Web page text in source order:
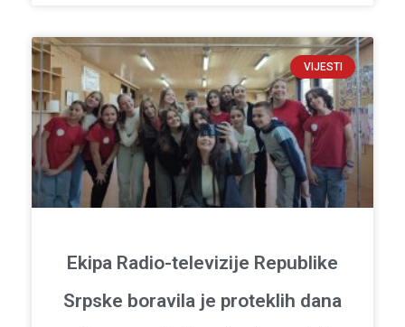
VIJESTI
Ekipa Radio-televizije Republike
Srpske boravila je proteklih dana